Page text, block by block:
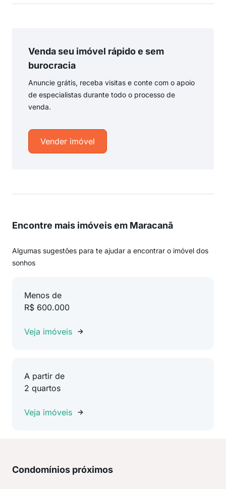
Venda seu imóvel rápido e sem
burocracia
Anuncie grátis, receba visitas e conte com o apoio
de especialistas durante todo o processo de
venda.
Vender imóvel
Encontre mais imóveis em Maracanã
Algumas sugestões para te ajudar a encontrar o imóvel dos
sonhos
Menos de
R$ 600.000
Veja imóveis
A partir de
2 quartos
Veja imóveis
Condomínios próximos